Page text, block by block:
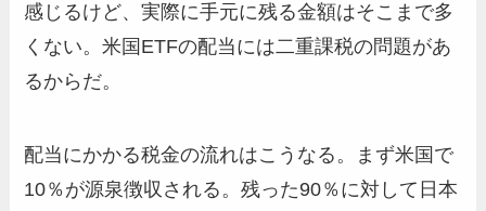
感じるけど、実際に手元に残る金額はそこまで多
くない。米国ETFの配当には二重課税の問題があ
るからだ。
配当にかかる税金の流れはこうなる。まず米国で
10％が源泉徴収される。残った90％に対して日本